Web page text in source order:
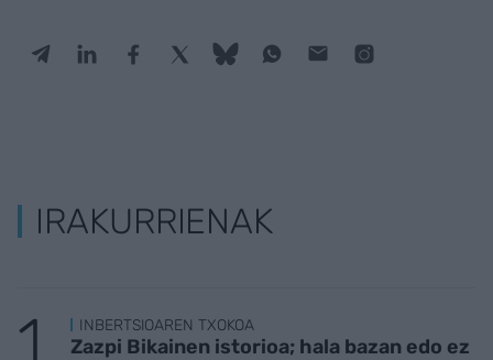
IRAKURRIENAK
INBERTSIOAREN TXOKOA
Zazpi Bikainen istorioa; hala bazan edo ez